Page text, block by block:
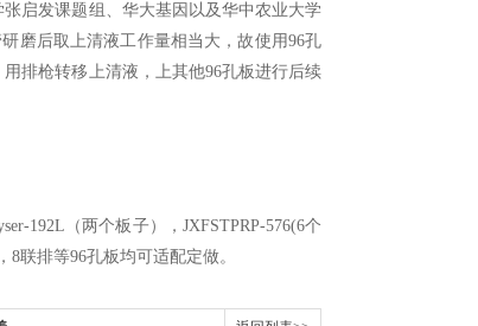
启发课题组、华大基因以及华中农业大学
磨后取上清液工作量相当大，故使用96孔
排枪转移上清液，上其他96孔板进行后续
192L（两个板子），JXFSTPRP-576(6个
联排等96孔板均可适配定做。